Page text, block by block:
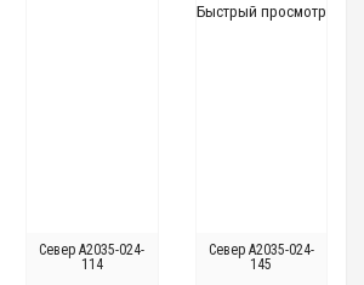
Север A2035-024-
114
Быстрый просмотр
Север A2035-024-
145